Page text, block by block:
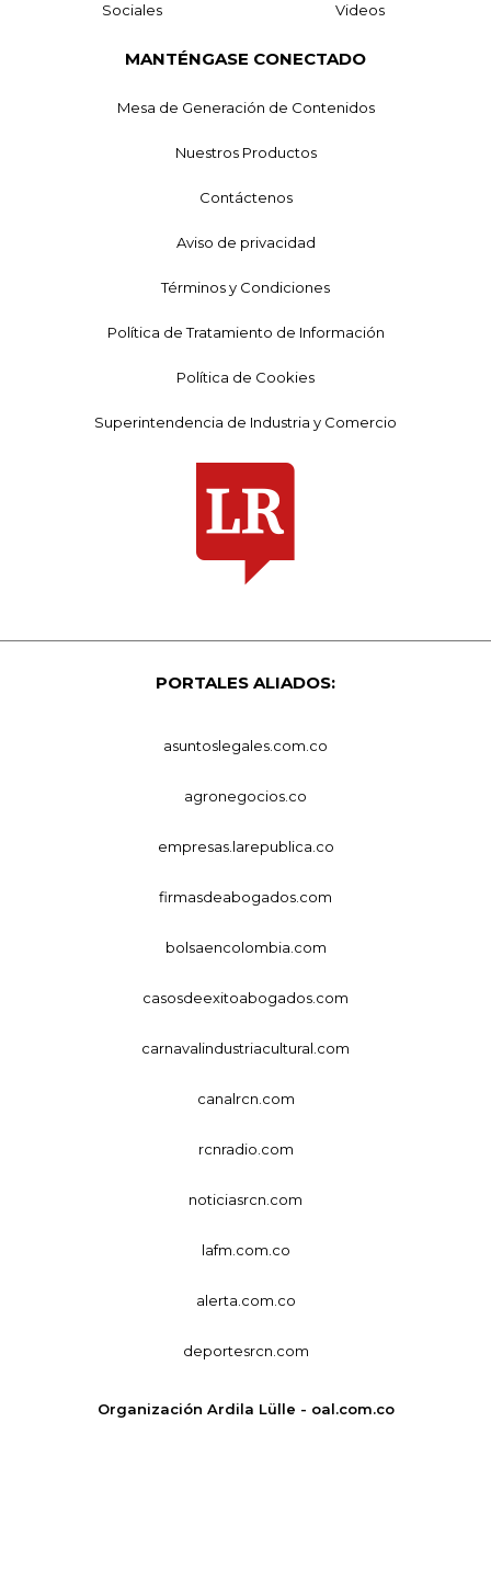
Sociales Videos
MANTÉNGASE CONECTADO
Mesa de Generación de Contenidos
Nuestros Productos
Contáctenos
Aviso de privacidad
Términos y Condiciones
Política de Tratamiento de Información
Política de Cookies
Superintendencia de Industria y Comercio
PORTALES ALIADOS:
asuntoslegales.com.co
agronegocios.co
empresas.larepublica.co
firmasdeabogados.com
bolsaencolombia.com
casosdeexitoabogados.com
carnavalindustriacultural.com
canalrcn.com
rcnradio.com
noticiasrcn.com
lafm.com.co
alerta.com.co
deportesrcn.com
Organización Ardila Lülle - oal.com.co